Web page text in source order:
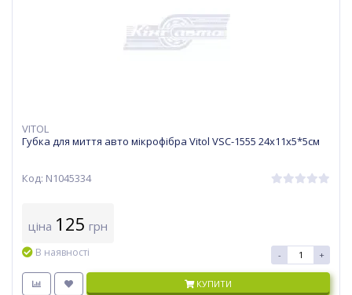
VITOL
Губка для миття авто мікрофібра Vitol VSC-1555 24х11х5*5см
Код: N1045334
ціна 125 грн
В наявності - +
КУПИТИ